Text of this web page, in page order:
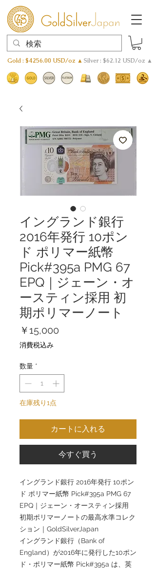
Gold : $4256.00 USD/oz ▲ Silver : $62.12 USD/oz ▲
イングランド銀行
2016年発行 10ポン
ド ポリマー紙幣
Pick#395a PMG 67
EPQ｜ジェーン・オ
ースティン採用 初
期ポリマーノート
￥15,000
消費税込み
数量 *
在庫残り1点
カートに入れる
今すぐ買う
イングランド銀行 2016年発行 10ポン
ド ポリマー紙幣 Pick#395a PMG 67
EPQ｜ジェーン・オースティン採用
初期ポリマーノートの最高水準コレク
ション｜GoldSilverJapan
イングランド銀行（Bank of
England）が2016年に発行した10ポン
ド・ポリマー紙幣 Pick#395a は、英